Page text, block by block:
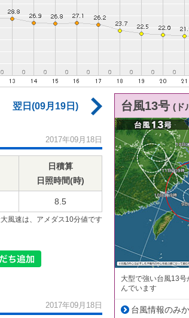
翌日(09月19日)
2017年09月18日
日積算
日照時間(時)
8.5
風速は、アメダス10分値です
2017年09月18日
台風13号 (ド
大型で強い台風13
んでいます
台風情報のみ